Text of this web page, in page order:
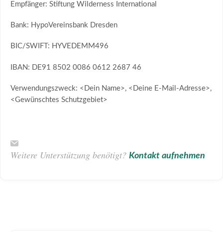
Empfänger: Stiftung Wilderness International
Bank: HypoVereinsbank Dresden
BIC/SWIFT: HYVEDEMM496
IBAN: DE91 8502 0086 0612 2687 46
Verwendungszweck: <Dein Name>, <Deine E-Mail-Adresse>,
<Gewünschtes Schutzgebiet>
Weitere Unterstützung benötigt? Kontakt aufnehmen